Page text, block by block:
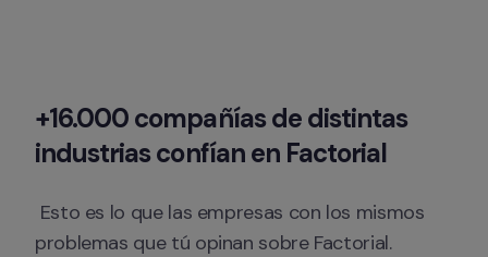
+16.000 compañías de distintas
industrias confían en Factorial
problemas que tú opinan sobre Factorial.